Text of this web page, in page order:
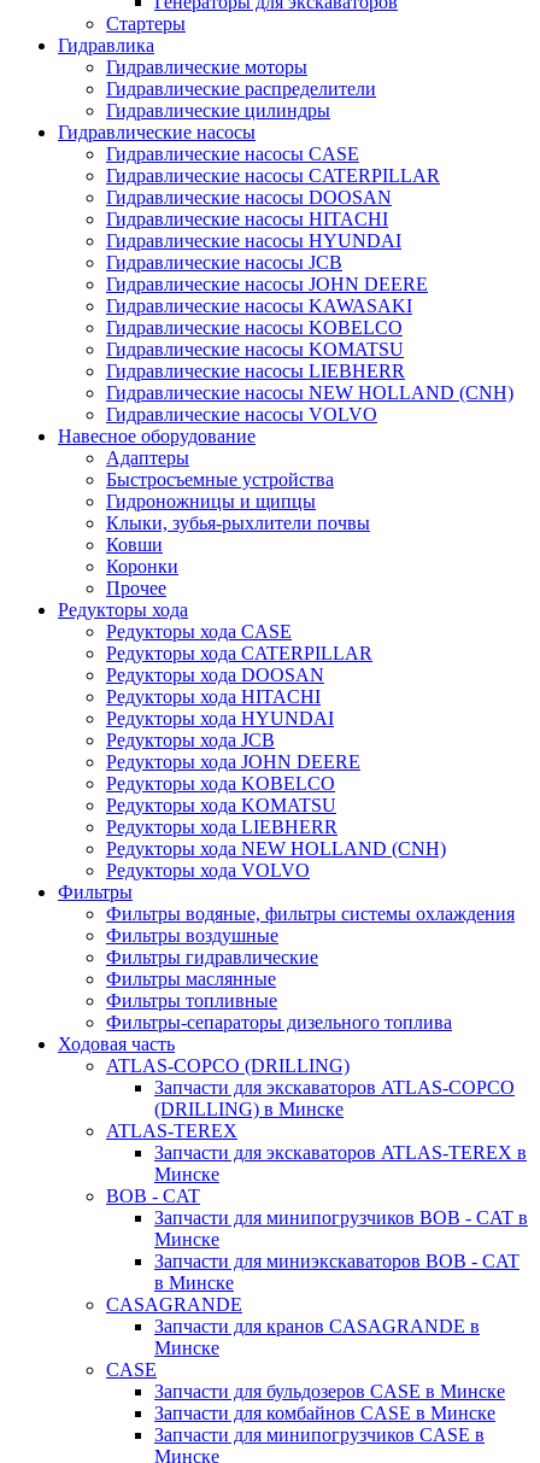
Стартеры
Гидравлика
Гидравлические моторы
Гидравлические распределители
Гидравлические цилиндры
Гидравлические насосы
Гидравлические насосы CASE
Гидравлические насосы CATERPILLAR
Гидравлические насосы DOOSAN
Гидравлические насосы HITACHI
Гидравлические насосы HYUNDAI
Гидравлические насосы JCB
Гидравлические насосы JOHN DEERE
Гидравлические насосы KAWASAKI
Гидравлические насосы KOBELCO
Гидравлические насосы KOMATSU
Гидравлические насосы LIEBHERR
Гидравлические насосы NEW HOLLAND (CNH)
Гидравлические насосы VOLVO
Навесное оборудование
Адаптеры
Быстросъемные устройства
Гидроножницы и щипцы
Клыки, зубья-рыхлители почвы
Ковши
Коронки
Прочее
Редукторы хода
Редукторы хода CASE
Редукторы хода CATERPILLAR
Редукторы хода DOOSAN
Редукторы хода HITACHI
Редукторы хода HYUNDAI
Редукторы хода JCB
Редукторы хода JOHN DEERE
Редукторы хода KOBELCO
Редукторы хода KOMATSU
Редукторы хода LIEBHERR
Редукторы хода NEW HOLLAND (CNH)
Редукторы хода VOLVO
Фильтры
Фильтры водяные, фильтры системы охлаждения
Фильтры воздушные
Фильтры гидравлические
Фильтры маслянные
Фильтры топливные
Фильтры-сепараторы дизельного топлива
Ходовая часть
ATLAS-COPCO (DRILLING)
Запчасти для экскаваторов ATLAS-COPCO
(DRILLING) в Минске
ATLAS-TEREX
Запчасти для экскаваторов ATLAS-TEREX в
Минске
BOB - CAT
Запчасти для минипогрузчиков BOB - CAT в
Минске
Запчасти для миниэкскаваторов BOB - CAT
в Минске
CASAGRANDE
Запчасти для кранов CASAGRANDE в
Минске
CASE
Запчасти для бульдозеров CASE в Минске
Запчасти для комбайнов CASE в Минске
Запчасти для минипогрузчиков CASE в
Минске